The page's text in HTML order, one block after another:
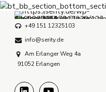
+49 151 12325103
info@serity.de
Am Erlanger Weg 4a
91052 Erlangen